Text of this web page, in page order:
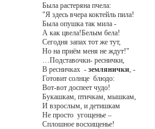
Была растеряна пчела:
"Я здесь вчера коктейль пила!
Была опушка так мила -
А как цвела!Белым бела!
Сегодня запах тот же тут,
Но на приём меня не ждут!"
…Подставочки- реснички,
В ресничках - землянички, -
Готовит солнце блюдо:
Вот-вот доспеет чудо!
Букашкам, птичкам, мышкам,
И взрослым, и детишкам
Не просто угощенье –
Сплошное восхищенье!